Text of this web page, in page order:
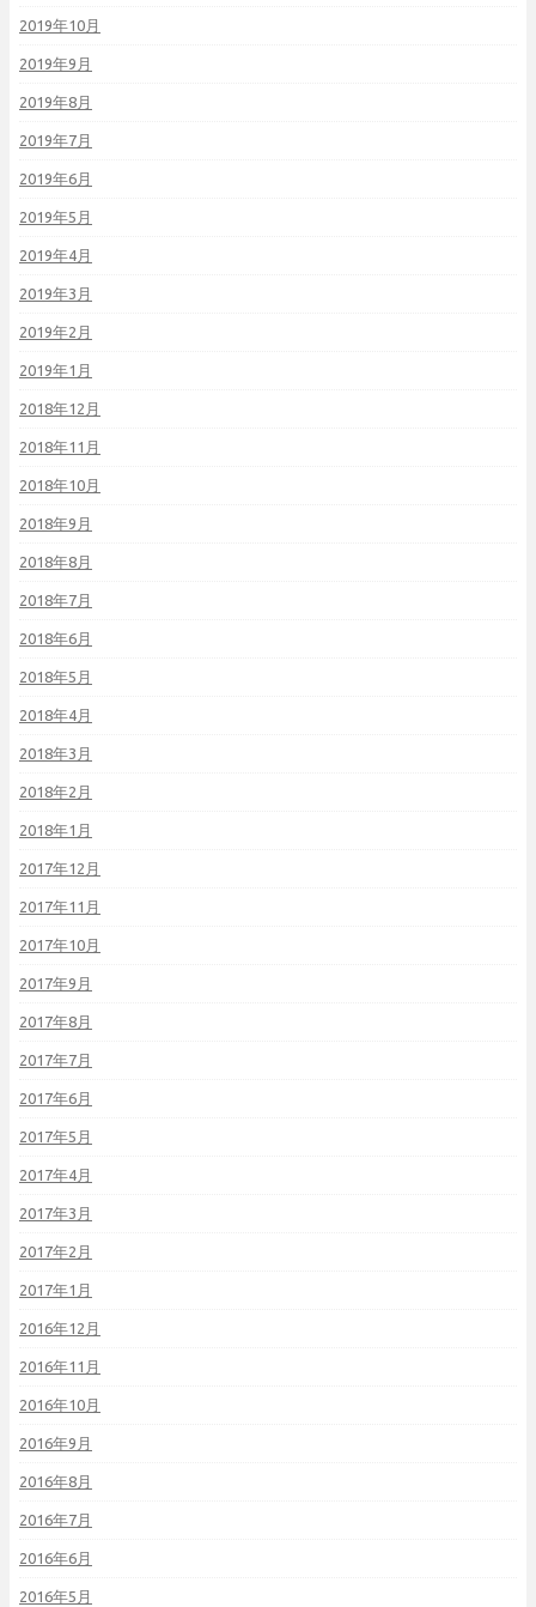
2019年10月
2019年9月
2019年8月
2019年7月
2019年6月
2019年5月
2019年4月
2019年3月
2019年2月
2019年1月
2018年12月
2018年11月
2018年10月
2018年9月
2018年8月
2018年7月
2018年6月
2018年5月
2018年4月
2018年3月
2018年2月
2018年1月
2017年12月
2017年11月
2017年10月
2017年9月
2017年8月
2017年7月
2017年6月
2017年5月
2017年4月
2017年3月
2017年2月
2017年1月
2016年12月
2016年11月
2016年10月
2016年9月
2016年8月
2016年7月
2016年6月
2016年5月